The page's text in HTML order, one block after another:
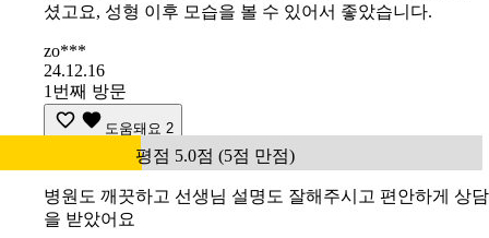
셨고요, 성형 이후 모습을 볼 수 있어서 좋았습니다.
zo***
24.12.16
1번째 방문
도움돼요 2
평점 5.0점 (5점 만점)
병원도 깨끗하고 선생님 설명도 잘해주시고 편안하게 상담
을 받았어요